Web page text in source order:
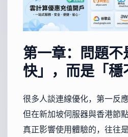
第一章：問題不
快」，而是「穩
很多人談連線優化，第一反
但在新加坡伺服器與香港節
真正影響使用體驗的，往往